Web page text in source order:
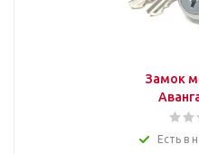
Замок
Есть в